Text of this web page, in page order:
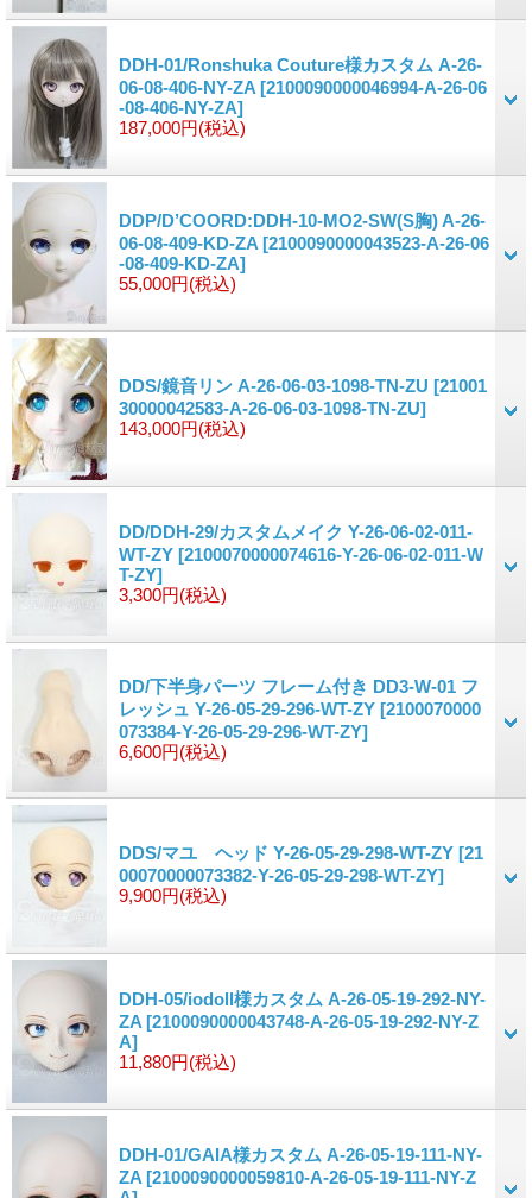
DDH-01/Ronshuka Couture様カスタム A-26-
06-08-406-NY-ZA [2100090000046994-A-26-06
-08-406-NY-ZA]
187,000円(税込)
DDP/D’COORD:DDH-10-MO2-SW(S胸) A-26-
06-08-409-KD-ZA [2100090000043523-A-26-06
-08-409-KD-ZA]
55,000円(税込)
DDS/鏡音リン A-26-06-03-1098-TN-ZU [21001
30000042583-A-26-06-03-1098-TN-ZU]
143,000円(税込)
DD/DDH-29/カスタムメイク Y-26-06-02-011-
WT-ZY [2100070000074616-Y-26-06-02-011-W
T-ZY]
3,300円(税込)
DD/下半身パーツ フレーム付き DD3-W-01 フ
レッシュ Y-26-05-29-296-WT-ZY [2100070000
073384-Y-26-05-29-296-WT-ZY]
6,600円(税込)
DDS/マユ ヘッド Y-26-05-29-298-WT-ZY [21
00070000073382-Y-26-05-29-298-WT-ZY]
9,900円(税込)
DDH-05/iodoll様カスタム A-26-05-19-292-NY-
ZA [2100090000043748-A-26-05-19-292-NY-Z
A]
11,880円(税込)
DDH-01/GAIA様カスタム A-26-05-19-111-NY-
ZA [2100090000059810-A-26-05-19-111-NY-Z